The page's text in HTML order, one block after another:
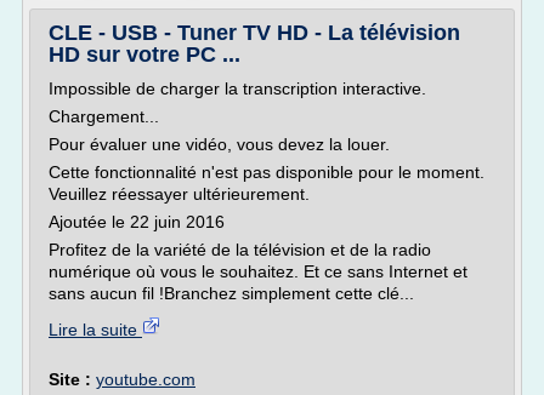
CLE - USB - Tuner TV HD - La télévision
HD sur votre PC ...
Impossible de charger la transcription interactive.
Chargement...
Pour évaluer une vidéo, vous devez la louer.
Cette fonctionnalité n'est pas disponible pour le moment.
Veuillez réessayer ultérieurement.
Ajoutée le 22 juin 2016
Profitez de la variété de la télévision et de la radio
numérique où vous le souhaitez. Et ce sans Internet et
sans aucun fil !Branchez simplement cette clé...
Lire la suite
Site : youtube.com